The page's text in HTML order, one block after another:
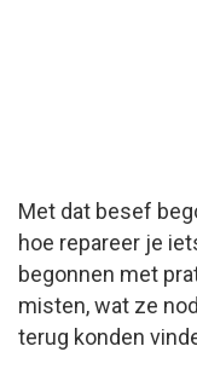
Met dat besef
hoe repareer je
begonnen met
misten, wat ze
terug konden